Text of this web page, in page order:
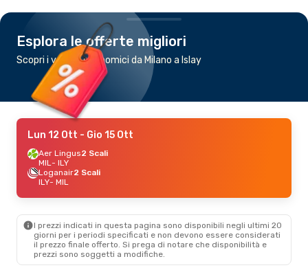
Esplora le offerte migliori
Scopri i voli più economici da Milano a Islay
Lun 12 Ott - Gio 15 Ott
Aer Lingus2 Scali
MIL- ILY
Loganair2 Scali
ILY- MIL
I prezzi indicati in questa pagina sono disponibili negli ultimi 20
giorni per i periodi specificati e non devono essere considerati
il ​​prezzo finale offerto. Si prega di notare che disponibilità e
prezzi sono soggetti a modifiche.